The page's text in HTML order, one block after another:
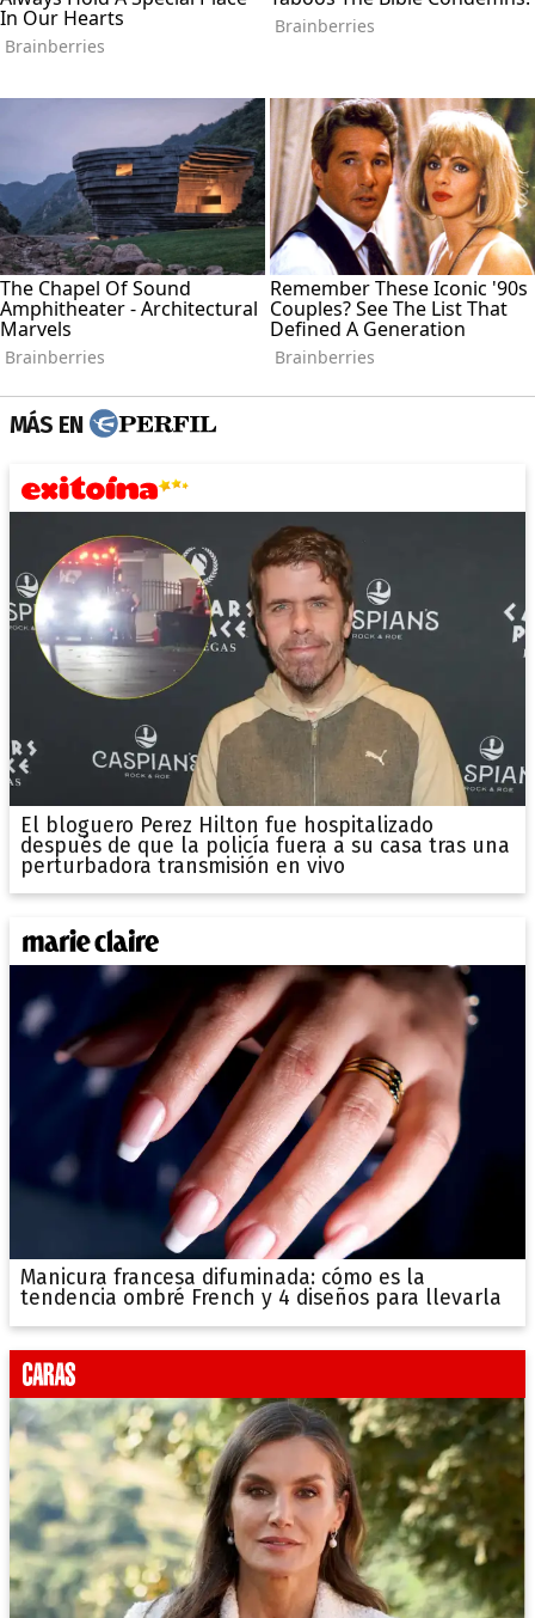
MÁS EN
El bloguero Perez Hilton fue hospitalizado
después de que la policía fuera a su casa tras una
perturbadora transmisión en vivo
Manicura francesa difuminada: cómo es la
tendencia ombré French y 4 diseños para llevarla